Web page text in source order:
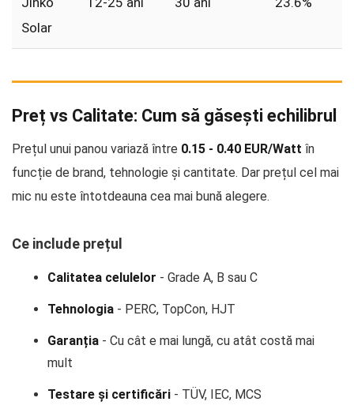
Solar
Preț vs Calitate: Cum să găsești echilibrul
Prețul unui panou variază între 0.15 - 0.40 EUR/Watt în
funcție de brand, tehnologie și cantitate. Dar prețul cel mai
mic nu este întotdeauna cea mai bună alegere.
Ce include prețul
Calitatea celulelor - Grade A, B sau C
Tehnologia - PERC, TopCon, HJT
Garanția - Cu cât e mai lungă, cu atât costă mai
mult
Testare și certificări - TÜV, IEC, MCS